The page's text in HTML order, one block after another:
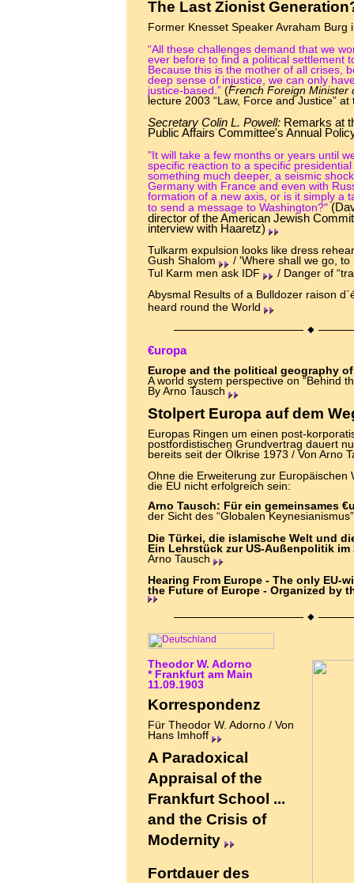
The Last Zionist
Former Knesset Speaker Avraham Burg
“All these challenges demand that we
ever before to find a political settlement
Because this is the mother of all crises,
deep sense of injustice, we can only
justice-based.”(French Foreign Minister
lecture 2003 “Law, Force and Justice”
Secretary Colin L. Powell:Remarks at
Public Affairs Committee's Annual
"It will take a few months or years until
specific reaction to a specific
something much deeper, a seismic
Germany with France and even with
formation of a new axis, or is it simply a
to send a message to Washington?"
director of the American Jewish
interview with Haaretz)
Tulkarm expulsion looks like dress
Gush Shalom
/ 'Where shall we go,
Tul Karm men ask IDF
/ Danger of
Abysmal Results of a Bulldozer raison
heard round the World
€uropa
Europe and the political geography
A world system perspective on “Behind
By Arno Tausch
Stolpert Europa auf dem
Europas Ringen um einen post-
postfordistischen Grundvertrag dauert
bereits seit der Ölkrise 1973 / Von Arno
Ohne die Erweiterung zur Europäischen
die EU nicht erfolgreich sein:
Arno Tausch: Für ein gemeinsames
der Sicht des “Globalen
Die Türkei, die islamische Welt und
Ein Lehrstück zur US-Außenpolitik
Arno Tausch
Hearing From Europe - The only EU-
the Future of Europe - Organized by
Theodor W. Adorno
* Frankfurt am Main
11.09.1903
Korrespondenz
Für Theodor W. Adorno / Von
Hans Imhoff
A Paradoxical
Appraisal of the
Frankfurt School ...
and the Crisis of
Modernity
Fortdauer des